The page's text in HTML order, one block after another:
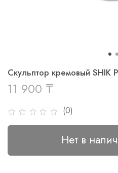
(0)
Скульптор кремовый SHIK
11 900 ₸
Нет в